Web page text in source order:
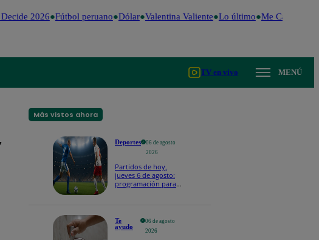
2026 Fútbol peruano Dólar Valentina Valiente Lo último Me Caigo de
TV en vivo MENÚ
Más vistos ahora
Deportes
06 de agosto
2026
Partidos de hoy,
jueves 6 de agosto:
programación para
Te
ayudo
06 de agosto
2026